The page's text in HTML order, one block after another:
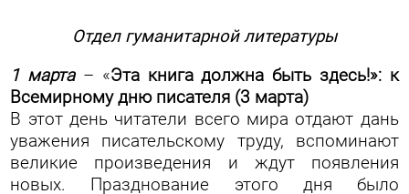
Отдел гуманитарной литературы
1 марта– «Эта книга должна быть здесь!»: к
Всемирному дню писателя (3 марта)
В этот день читатели всего мира отдают дань
уважения писательскому труду, вспоминают
великие произведения и ждут появления
новых. Празднование этого дня было